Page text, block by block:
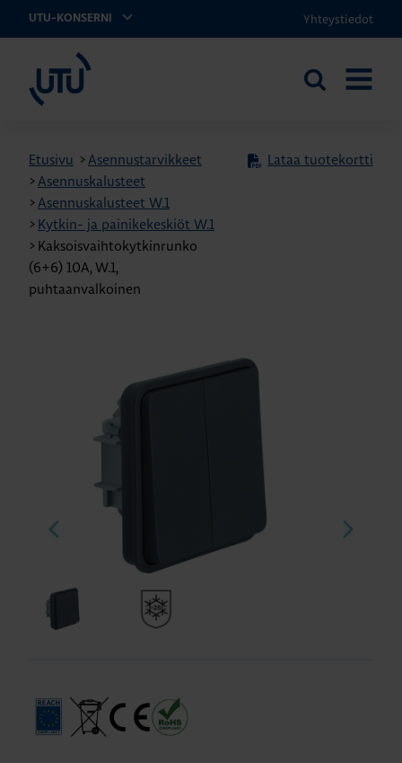
UTU-KONSERNI Yhteystiedot
Etsi
Etusivu >Asennustarvikkeet
>Asennuskalusteet
>Asennuskalusteet W.1
> Kytkin- ja painikekeskiöt W.1
> Kaksoisvaihtokytkinrunko
(6+6) 10A, W.1,
puhtaanvalkoinen
Lataa tuotekortti